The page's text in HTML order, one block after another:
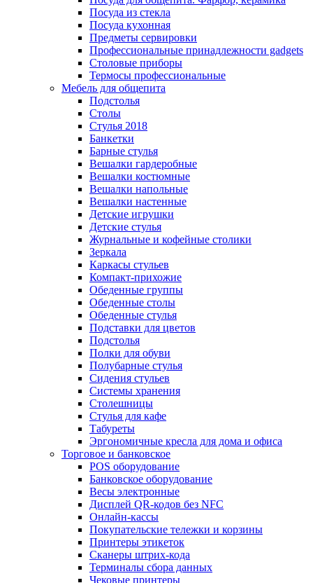
Посуда из стекла
Посуда кухонная
Предметы сервировки
Профессиональные принадлежности gadgets
Столовые приборы
Термосы профессиональные
Мебель для общепита
Подстолья
Столы
Стулья 2018
Банкетки
Барные стулья
Вешалки гардеробные
Вешалки костюмные
Вешалки напольные
Вешалки настенные
Детские игрушки
Детские стулья
Журнальные и кофейные столики
Зеркала
Каркасы стульев
Компакт-прихожие
Обеденные группы
Обеденные столы
Обеденные стулья
Подставки для цветов
Подстолья
Полки для обуви
Полубарные стулья
Сидения стульев
Системы хранения
Столешницы
Стулья для кафе
Табуреты
Эргономичные кресла для дома и офиса
Торговое и банковское
POS оборудование
Банковское оборудование
Весы электронные
Дисплей QR-кодов без NFC
Онлайн-кассы
Покупательские тележки и корзины
Принтеры этикеток
Сканеры штрих-кода
Терминалы сбора данных
Чековые принтеры